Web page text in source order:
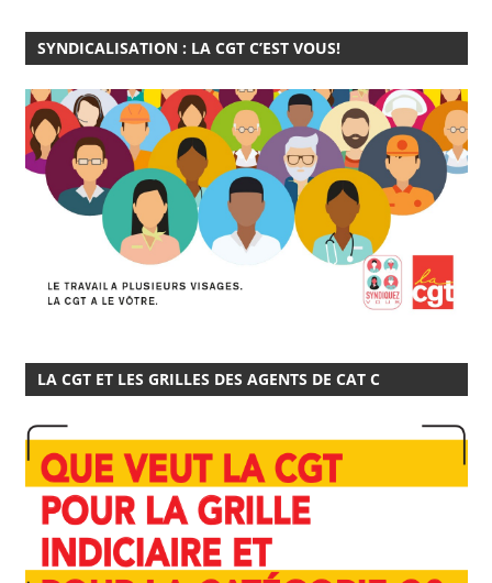
SYNDICALISATION : LA CGT C’EST VOUS!
LA CGT ET LES GRILLES DES AGENTS DE CAT C